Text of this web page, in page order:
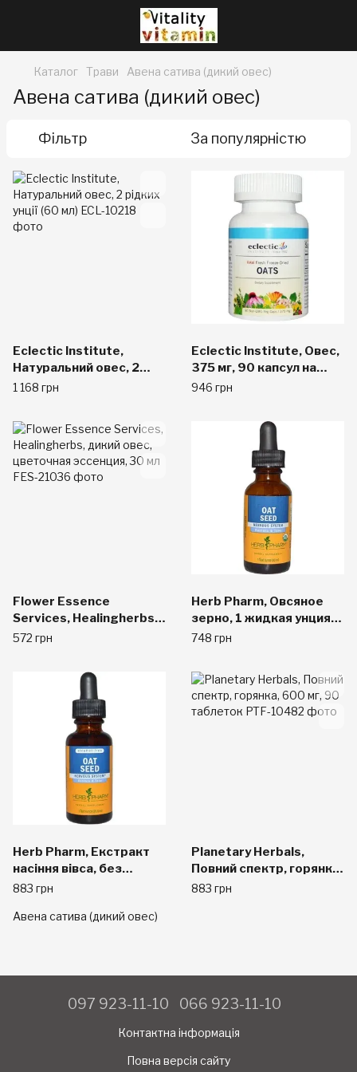
Каталог Трави Авена сатива (дикий овес)
Авена сатива (дикий овес)
Фільтр За популярністю
Eclectic Institute,
Натуральний овес, 2
рідких унції (60 мл)
1 168 грн
Eclectic Institute, Овес,
375 мг, 90 капсул на
растительной основе
946 грн
Flower Essence
Services, Healingherbs,
дикий овес, цветочная
572 грн
Herb Pharm, Овсяное
зерно, 1 жидкая унция
(30 мл)
748 грн
Herb Pharm, Екстракт
насіння вівса, без
спирту, 29,6 мл
883 грн
Planetary Herbals,
Повний спектр, горянка,
600 мг, 90 таблеток
883 грн
Авена сатива (дикий овес)
097 923-11-10 066 923-11-10
Контактна інформація
Повна версія сайту